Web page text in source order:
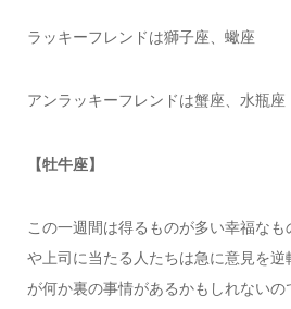
ラッキーフレンドは獅子座、蠍座
アンラッキーフレンドは蟹座、水瓶座
【牡牛座】
この一週間は得るものが多い幸福な
や上司に当たる人たちは急に意見を
が何か裏の事情があるかもしれない